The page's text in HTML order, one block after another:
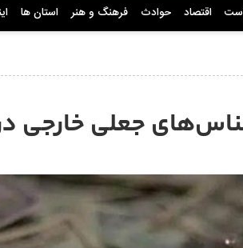
اقتصاد حوادث فرهنگ و هنر استان ها
جعلی خارجی در